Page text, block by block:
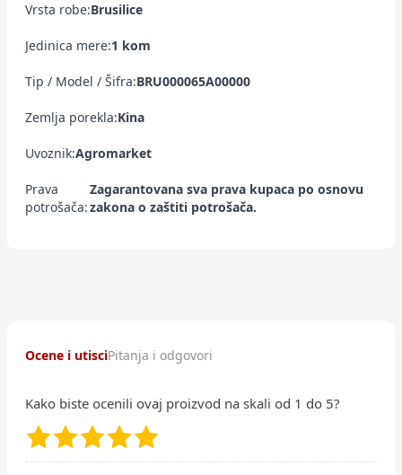
Vrsta robe:Brusilice
Jedinica mere:1 kom
Tip / Model / Šifra:BRU000065A00000
Zemlja porekla:Kina
Uvoznik:Agromarket
Prava
potrošača:
Zagarantovana sva prava kupaca po osnovu
zakona o zaštiti potrošača.
Ocene i utisciPitanja i odgovori
Kako biste ocenili ovaj proizvod na skali od 1 do 5?